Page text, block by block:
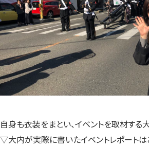
自身も衣装をまとい、イベントを取材する
▽大内が実際に書いたイベントレポート